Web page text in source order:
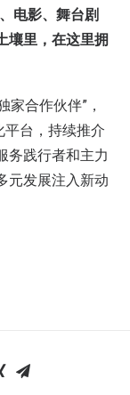
电影、舞台剧
壤里，在这里拥
家合作伙伴”，
平台，持续推介
务践行者和主力
元发展注入新动